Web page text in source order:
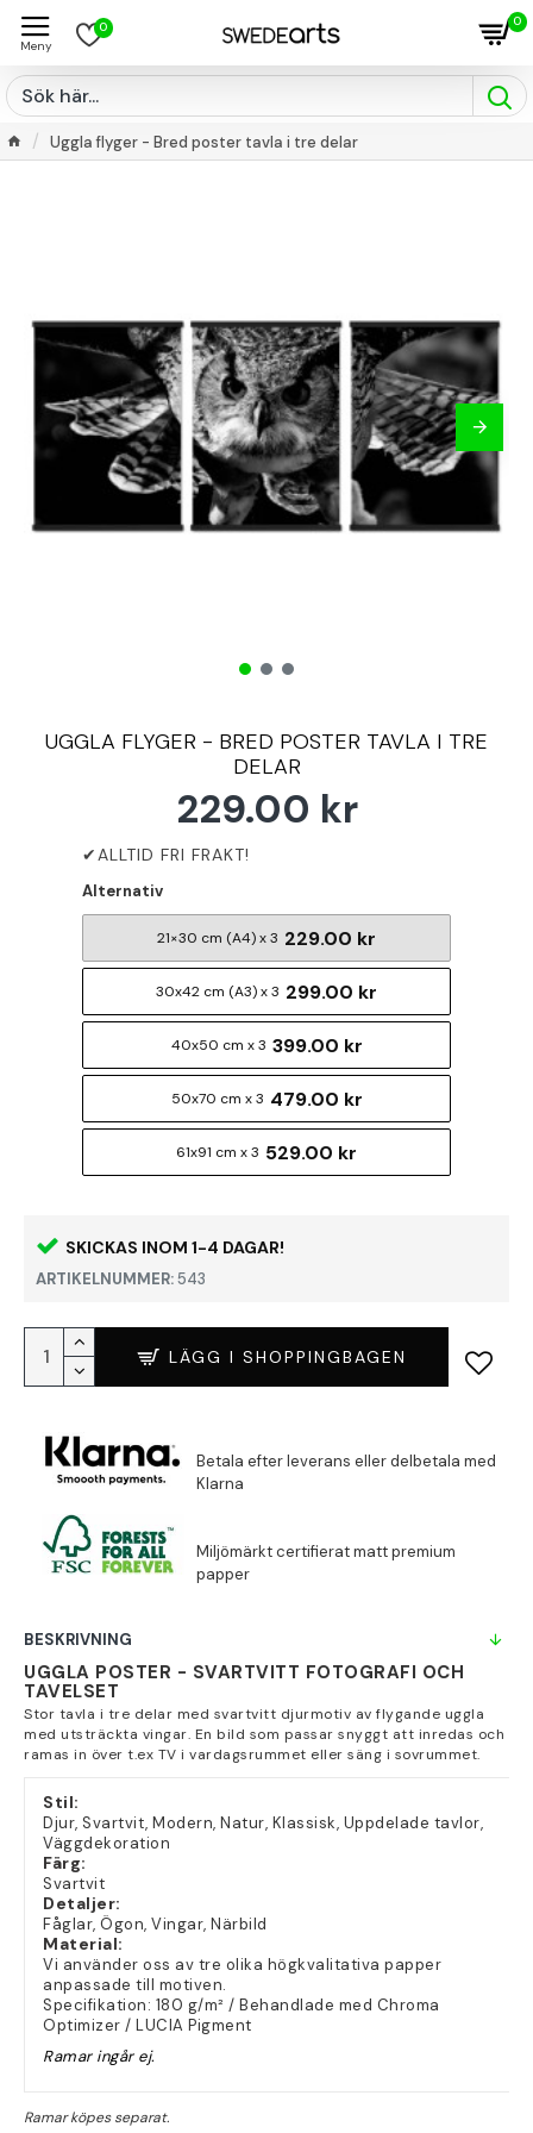
0 0
Uggla flyger - Bred poster tavla i tre delar
UGGLA FLYGER - BRED POSTER TAVLA I TRE
DELAR
SKICKAS INOM 1-4 DAGAR!
ARTIKELNUMMER:543
229.00 kr
Alternativ
21×30 cm (A4) x 3 229.00 kr
30x42 cm (A3) x 3 299.00 kr
40x50 cm x 3 399.00 kr
50x70 cm x 3 479.00 kr
61x91 cm x 3 529.00 kr
LÄGG I SHOPPINGBAGEN
BESKRIVNING
UGGLA POSTER - SVARTVITT FOTOGRAFI OCH
TAVELSET
Stor tavla i tre delar med svartvitt djurmotiv av flygande uggla
med utsträckta vingar. En bild som passar snyggt att inredas och
ramas in över t.ex TV i vardagsrummet eller säng i sovrummet.
Stil:
Djur, Svartvit, Modern, Natur, Klassisk, Uppdelade tavlor,
Väggdekoration
Färg:
Svartvit
Detaljer:
Fåglar, Ögon, Vingar, Närbild
Material:
Vi använder oss av tre olika högkvalitativa papper
anpassade till motiven.
Specifikation: 180 g/m² / Behandlade med Chroma
Optimizer / LUCIA Pigment
Ramar ingår ej.